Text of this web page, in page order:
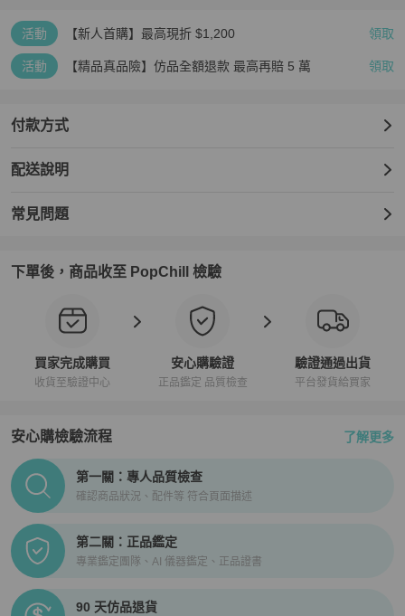
活動 【新人首購】最高現折 $1,200 領取
活動 【精品真品險】仿品全額退款 最高再賠 5 萬 領取
付款方式
配送說明
常見問題
下單後，商品收至 PopChill 檢驗
買家完成購買
收貨至驗證中心
安心購驗證
正品鑑定 品質檢查
驗證通過出貨
平台發貨給買家
安心購檢驗流程 了解更多
PopChill拍拍圈正品驗證、安心購檢驗流程介紹
第一關：專人品質檢查
確認商品狀況、配件等 符合頁面描述
第二關：正品鑑定
專業鑑定團隊、AI 儀器鑑定、正品證書
90 天仿品退貨